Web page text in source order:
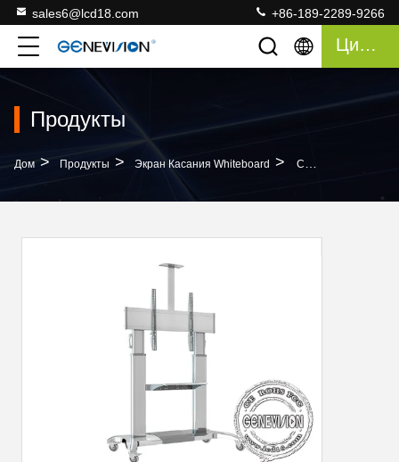
sales6@lcd18.com +86-189-2289-9266
Цитата
Продукты
Дом > Продукты > Экран Касания Whiteboard > Стойка ТВ Рекламы Алюминиевого Сплава A6061 T6 Передвижная